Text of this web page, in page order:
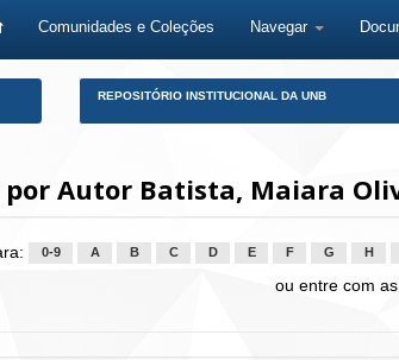
Comunidades e Coleções Navegar
REPOSITÓRIO INSTITUCIONAL DA UNB
por Autor Batista, Maiara
0-9 A B C D E F G H
ou entre com